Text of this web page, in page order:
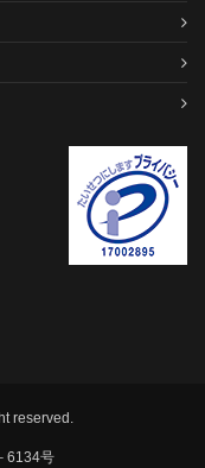
reserved.
6134号